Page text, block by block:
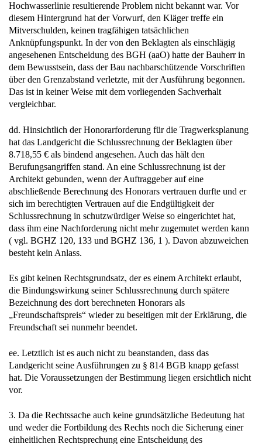
Hochwasserlinie resultierende Problem nicht bekannt war. Vor
diesem Hintergrund hat der Vorwurf, den Kläger treffe ein
Mitverschulden, keinen tragfähigen tatsächlichen
Anknüpfungspunkt. In der von den Beklagten als einschlägig
angesehenen Entscheidung des BGH (aaO) hatte der Bauherr in
dem Bewusstsein, dass der Bau nachbarschützende Vorschriften
über den Grenzabstand verletzte, mit der Ausführung begonnen.
Das ist in keiner Weise mit dem vorliegenden Sachverhalt
vergleichbar.
dd. Hinsichtlich der Honorarforderung für die Tragwerksplanung
hat das Landgericht die Schlussrechnung der Beklagten über
8.718,55 € als bindend angesehen. Auch das hält den
Berufungsangriffen stand. An eine Schlussrechnung ist der
Architekt gebunden, wenn der Auftraggeber auf eine
abschließende Berechnung des Honorars vertrauen durfte und er
sich im berechtigten Vertrauen auf die Endgültigkeit der
Schlussrechnung in schutzwürdiger Weise so eingerichtet hat,
dass ihm eine Nachforderung nicht mehr zugemutet werden kann
( vgl. BGHZ 120, 133 und BGHZ 136, 1 ). Davon abzuweichen
besteht kein Anlass.
Es gibt keinen Rechtsgrundsatz, der es einem Architekt erlaubt,
die Bindungswirkung seiner Schlussrechnung durch spätere
Bezeichnung des dort berechneten Honorars als
„Freundschaftspreis“ wieder zu beseitigen mit der Erklärung, die
Freundschaft sei nunmehr beendet.
ee. Letztlich ist es auch nicht zu beanstanden, dass das
Landgericht seine Ausführungen zu § 814 BGB knapp gefasst
hat. Die Voraussetzungen der Bestimmung liegen ersichtlich nicht
vor.
3. Da die Rechtssache auch keine grundsätzliche Bedeutung hat
und weder die Fortbildung des Rechts noch die Sicherung einer
einheitlichen Rechtsprechung eine Entscheidung des